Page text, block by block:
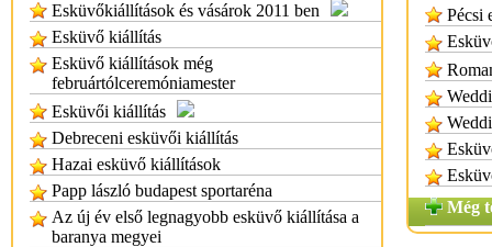
Esküvőkiállítások és vásárok 2011 ben
Esküvő kiállítás
Esküvő kiállítások még
februártólceremóniamester
Esküvői kiállítás
Debreceni esküvői kiállítás
Hazai esküvő kiállítások
Papp lászló budapest sportaréna
Az új év első legnagyobb esküvő kiállítása a
baranya megyei
Pécsi
Még